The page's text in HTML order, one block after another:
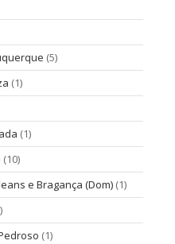
(5)
(1)
(1)
(10)
e Bragança (Dom) (1)
(1)